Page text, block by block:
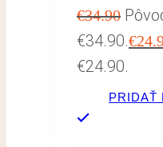
€34.90
€34.90.€
€24.90.
PRIDAŤ